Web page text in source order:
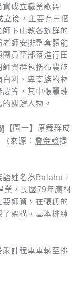
資成立職業歌舞
立後，主要有三個
下山教各族群的
師安排整套體能
員至部落進行田
資群包括布農族
白利 、卑南族的林
慶等，其中張麗珠
關鍵人物。
【圖一】原舞群成
來源： 詹金翰提
語姓名為 Balahu ，
業，民國79年應柯
要師資。在張 氏的
架構，基本排練
計程車車輛至排